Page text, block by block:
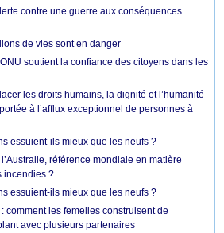
contre une guerre aux conséquences
de vies sont en danger
soutient la confiance des citoyens dans les
les droits humains, la dignité et l’humanité
à l’afflux exceptionnel de personnes à
essuient-ils mieux que les neufs ?
référence mondiale en matière
incendies ?
essuient-ils mieux que les neufs ?
comment les femelles construisent de
avec plusieurs partenaires